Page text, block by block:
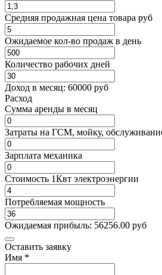
Средняя продажная цена товара руб
Ожидаемое кол-во продаж в день
Количество рабочих дней
Доход в месяц: 60000 руб
Расход
Cумма аренды в месяц
Затраты на ГСМ, мойку,
Зарплата механика
Стоимость 1Квт электроэнергии
Потребляемая мощность
Ожидаемая прибыль: 56256.00 руб
Оставить заявку
Имя *